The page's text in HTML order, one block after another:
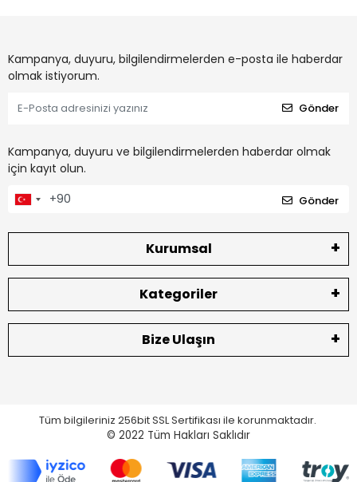
Kampanya, duyuru, bilgilendirmelerden e-posta ile haberdar
olmak istiyorum.
Gönder
Kampanya, duyuru ve bilgilendirmelerden haberdar olmak
için kayıt olun.
Gönder
Kurumsal
Kategoriler
Bize Ulaşın
Tüm bilgileriniz 256bit SSL Sertifikası ile korunmaktadır.
© 2022 Tüm Hakları Saklıdır